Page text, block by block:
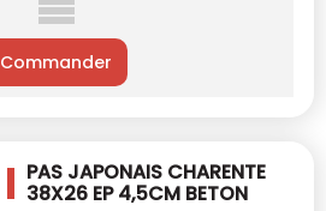
Commander
PAS JAPONAIS CHARENTE
38X26 EP 4,5CM BETON